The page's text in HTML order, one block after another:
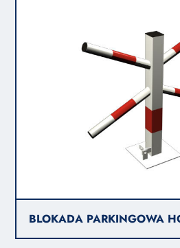
BLOKADA PARKINGOWA